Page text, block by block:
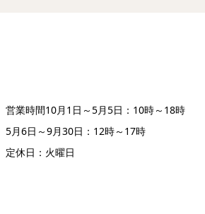
営業時間10月1日～5月5日：10時～18時
5月6日～9月30日：12時～17時
定休日：火曜日